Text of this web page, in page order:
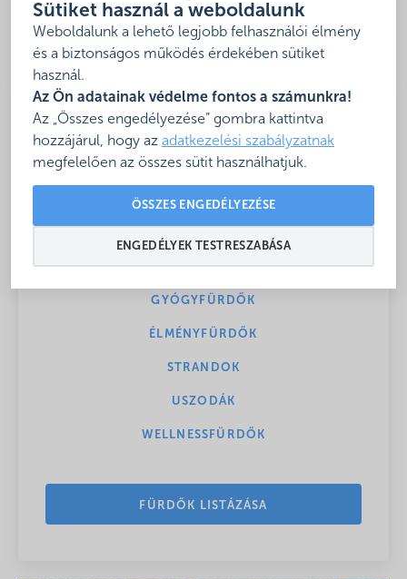
Sütiket használ a weboldalunk
Weboldalunk a lehető legjobb felhasználói élmény
és a biztonságos működés érdekében sütiket
használ.
Az Ön adatainak védelme fontos a számunkra!
Az „Összes engedélyezése” gombra kattintva
hozzájárul, hogy az adatkezelési szabályzatnak
megfelelően az összes sütit használhatjuk.
ÖSSZES ENGEDÉLYEZÉSE
ENGEDÉLYEK TESTRESZABÁSA
Magyar Fürdőszövetség
Csobbanj velünk!
Összeválogattuk neked Magyarország legjobb
fürdőit
AQUAPARKOK
GYÓGYFÜRDŐK
ÉLMÉNYFÜRDŐK
STRANDOK
USZODÁK
WELLNESSFÜRDŐK
FÜRDŐK LISTÁZÁSA